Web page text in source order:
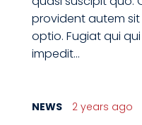
provident autem
optio. Fugiat qui
impedit…
NEWS 2 years ago